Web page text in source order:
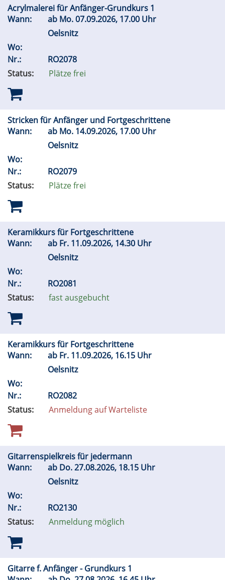
Acrylmalerei für Anfänger-Grundkurs 1
Wann:
ab Mo.07.09.2026, 17.00 Uhr
Oelsnitz
Wo:
Nr.:
RO2078
Status:
Plätze frei
Stricken für Anfänger und Fortgeschrittene
Wann:
ab Mo. 14.09.2026, 17.00 Uhr
Oelsnitz
Wo:
Nr.:
RO2079
Status:
Plätze frei
Keramikkurs für Fortgeschrittene
Wann:
ab Fr. 11.09.2026, 14.30 Uhr
Oelsnitz
Wo:
Nr.:
RO2081
Status:
fast ausgebucht
Keramikkurs für Fortgeschrittene
Wann:
ab Fr. 11.09.2026, 16.15 Uhr
Oelsnitz
Wo:
Nr.:
RO2082
Status:
Anmeldung auf Warteliste
Gitarrenspielkreis für jedermann
Wann:
ab Do.27.08.2026, 18.15 Uhr
Oelsnitz
Wo:
Nr.:
RO2130
Status:
Anmeldung möglich
Gitarre f. Anfänger - Grundkurs 1